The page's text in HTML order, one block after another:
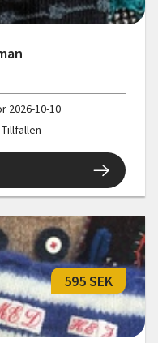
2026-10-10
595 SEK